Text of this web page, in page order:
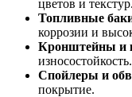
цветов и текстур.
Топливные
коррозии и
Кронштейны и
износостойкость.
Спойлеры и
покрытие.